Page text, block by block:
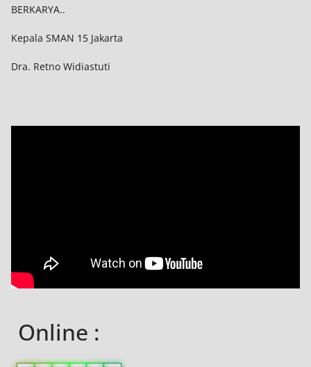
BERKARYA..
Kepala SMAN 15 Jakarta
Dra. Retno Widiastuti
Online :